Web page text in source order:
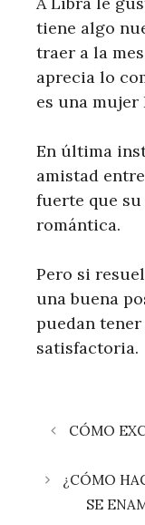
tiene algo
traer a la
aprecia lo
es una mujer
En última
amistad
fuerte que
romántica.
Pero si
una buena
puedan
satisfactoria.
CÓMO
¿CÓMO
SE